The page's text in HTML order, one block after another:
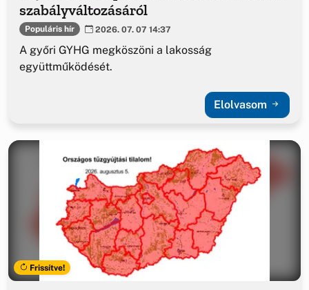
szabályváltozásáról
Populáris hír 2026. 07. 07 14:37
A győri GYHG megköszöni a lakosság
együttműködését.
Elolvasom
Frissítve!